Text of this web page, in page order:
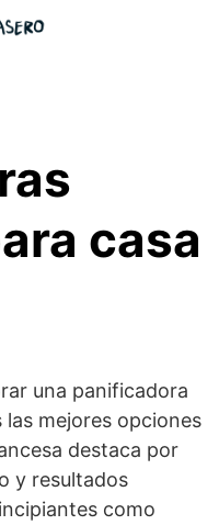
casa
una panificadora
mejores opciones
destaca por
y resultados
como